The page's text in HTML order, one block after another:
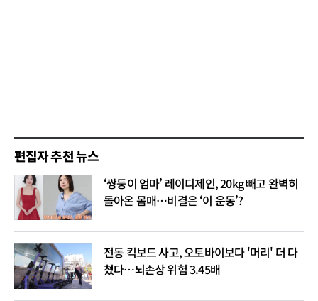
편집자 추천 뉴스
‘쌍둥이 엄마’ 레이디제인, 20kg 빼고 완벽히
돌아온 몸매…비결은 ‘이 운동’?
전동 킥보드 사고, 오토바이보다 '머리' 더 다
쳤다…뇌손상 위험 3.45배